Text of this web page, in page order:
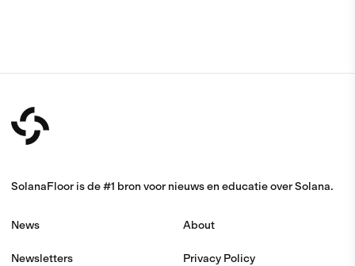
SolanaFloor is de #1 bron voor nieuws en educatie over Solana.
News
Newsletters
About
Privacy Policy